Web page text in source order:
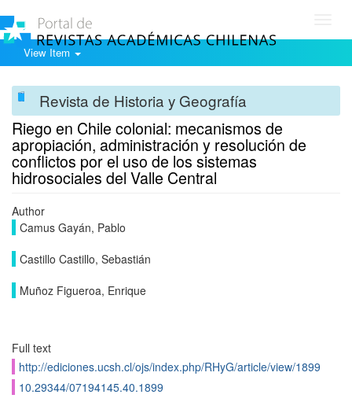
View Item
Revista de Historia y Geografía
Riego en Chile colonial: mecanismos de
apropiación, administración y resolución de
conflictos por el uso de los sistemas
hidrosociales del Valle Central
Author
Camus Gayán, Pablo
Castillo Castillo, Sebastián
Muñoz Figueroa, Enrique
Full text
http://ediciones.ucsh.cl/ojs/index.php/RHyG/article/view/1899
10.29344/07194145.40.1899